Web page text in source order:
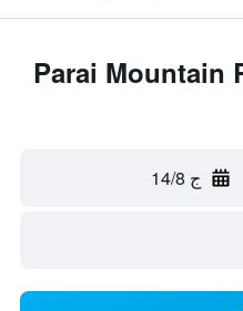
ج 14/8